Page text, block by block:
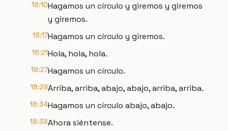
18:10Hagamos un círculo y giremos y giremos
y giremos.
18:17Hagamos un círculo y giremos.
18:21Hola, hola, hola.
18:27Hagamos un círculo.
18:29Arriba, arriba, abajo, abajo, arriba, arriba.
18:34Hagamos un círculo abajo, abajo.
18:38Ahora siéntense.